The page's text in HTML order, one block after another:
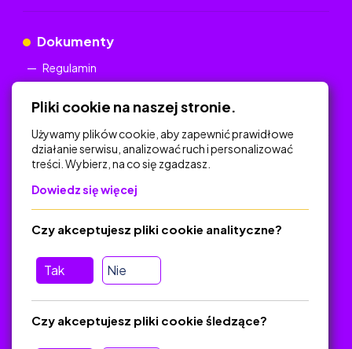
Dokumenty
Regulamin
Na skróty
Polityka Prywatności
Regulamin
O platformie
Baza materiałów dydaktycznych
Jak zostać autorem
FAQ
Pliki cookie na naszej stronie.
Używamy plików cookie, aby zapewnić prawidłowe
działanie serwisu, analizować ruch i personalizować
treści. Wybierz, na co się zgadzasz.
Dowiedz się więcej
Tak Nie
Czy akceptujesz pliki cookie analityczne?
Czy akceptujesz pliki cookie śledzące?